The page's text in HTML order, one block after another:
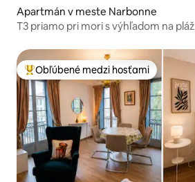
Apartmán v meste Narbonne
T3 priamo pri mori s výhľadom na
Najobľúbenejšie medzi hosťami
Obľúbené medzi hosťami